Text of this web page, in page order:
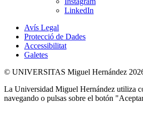
LinkedIn
Avís Legal
Protecció de Dades
Accessibilitat
Galetes
© UNIVERSITAS Miguel Hernández
La Universidad Miguel Hernández utiliza
navegando o pulsas sobre el botón